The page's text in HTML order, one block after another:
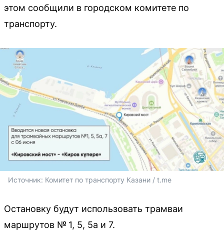
этом сообщили в городском комитете по
транспорту.
Источник: Комитет по транспорту Казани / t.me
Остановку будут использовать трамваи
маршрутов № 1, 5, 5а и 7.